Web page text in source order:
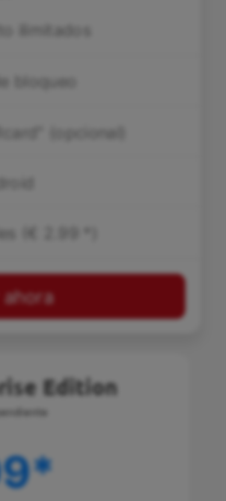
ilimitados
bloqueo
(opcional)
(€ 2.99 *)
ahora
Edition
*